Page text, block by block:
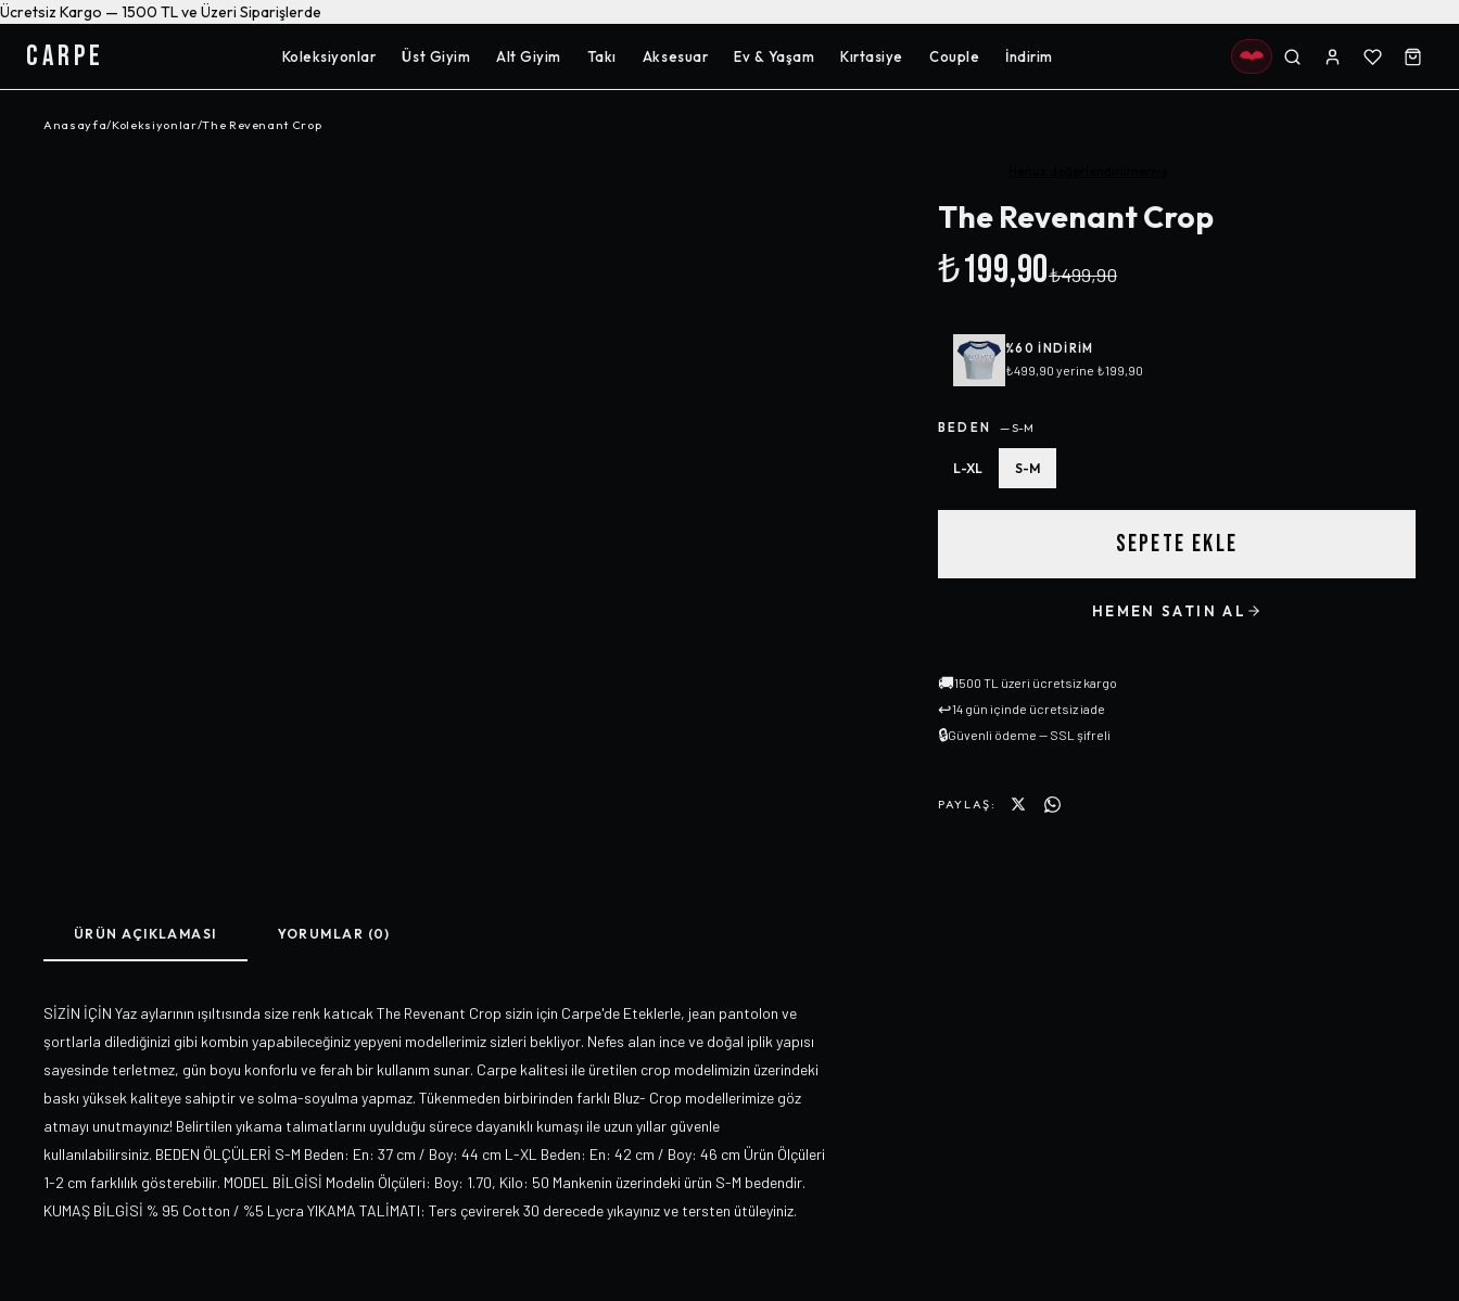
Ücretsiz Kargo — 1500 TL ve Üzeri Siparişlerde
CARPE Koleksiyonlar Üst Giyim Alt Giyim Takı Aksesuar Ev & Yaşam Kırtasiye Couple İndirim
Anasayfa/Koleksiyonlar/The Revenant Crop
The Revenant Crop
₺199,90₺499,90
%60 INDIRIM
₺499,90 yerine ₺199,90
BEDEN —S-M
L-XL S-M
SEPETE EKLE
HEMEN SATIN AL
🚚1500 TL üzeri ücretsiz kargo
↩14 gün içinde ücretsiz iade
🔒Güvenli ödeme — SSL şifreli
PAYLAŞ:
ÜRÜN AÇIKLAMASI YORUMLAR (0)
SİZİN İÇİN Yaz aylarının ışıltısında size renk katıcak The Revenant Crop sizin için Carpe'de Eteklerle, jean pantolon ve
şortlarla dilediğinizi gibi kombin yapabileceğiniz yepyeni modellerimiz sizleri bekliyor. Nefes alan ince ve doğal iplik yapısı
sayesinde terletmez, gün boyu konforlu ve ferah bir kullanım sunar. Carpe kalitesi ile üretilen crop modelimizin üzerindeki
baskı yüksek kaliteye sahiptir ve solma-soyulma yapmaz. Tükenmeden birbirinden farklı Bluz- Crop modellerimize göz
atmayı unutmayınız! Belirtilen yıkama talımatlarını uyulduğu sürece dayanıklı kumaşı ile uzun yıllar güvenle
kullanılabilirsiniz. BEDEN ÖLÇÜLERİ S-M Beden: En: 37 cm / Boy: 44 cm L-XL Beden: En: 42 cm / Boy: 46 cm Ürün Ölçüleri
1-2 cm farklılık gösterebilir. MODEL BİLGİSİ Modelin Ölçüleri: Boy: 1.70, Kilo: 50 Mankenin üzerindeki ürün S-M bedendir.
KUMAŞ BİLGİSİ % 95 Cotton / %5 Lycra YIKAMA TALİMATI: Ters çevirerek 30 derecede yıkayınız ve tersten ütüleyiniz.